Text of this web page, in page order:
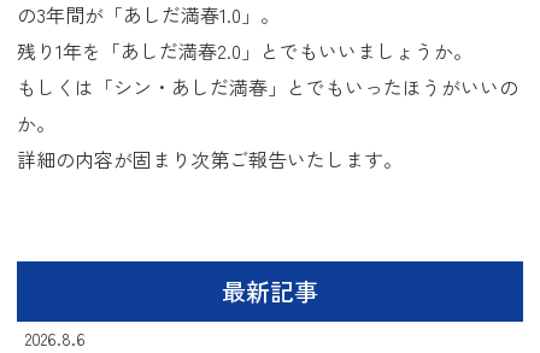
の3年間が「あしだ満春1.0」。
残り1年を「あしだ満春2.0」とでもいいましょうか。
もしくは「シン・あしだ満春」とでもいったほうがいいの
か。
詳細の内容が固まり次第ご報告いたします。
最新記事
2026.8.6